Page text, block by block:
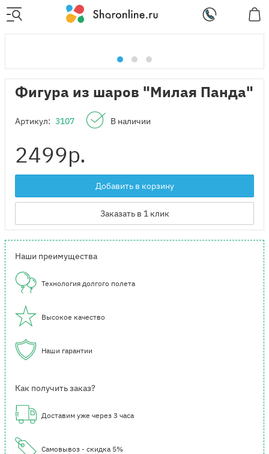
Фигура из шаров "Милая Панда"
Артикул: 3107 В наличии
2499р.
Добавить в корзину
Заказать в 1 клик
Наши преимущества
Технология долгого полета
Высокое качество
Наши гарантии
Как получить заказ?
Доставим уже через 3 часа
Самовывоз - скидка 5%